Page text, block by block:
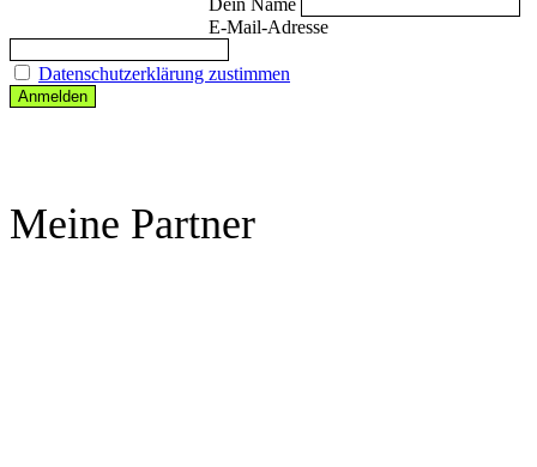
E-Mail-Adresse
Datenschutzerklärung zustimmen
Meine Partner